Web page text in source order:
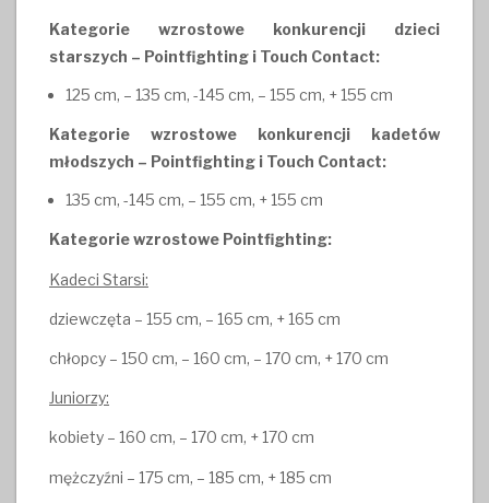
Kategorie wzrostowe konkurencji dzieci
starszych – Pointfighting i Touch Contact:
125 cm, – 135 cm, -145 cm, – 155 cm, + 155 cm
Kategorie wzrostowe konkurencji kadetów
młodszych – Pointfighting i Touch Contact:
135 cm, -145 cm, – 155 cm, + 155 cm
Kategorie wzrostowe Pointfighting:
Kadeci Starsi:
dziewczęta – 155 cm, – 165 cm, + 165 cm
chłopcy – 150 cm, – 160 cm, – 170 cm, + 170 cm
Juniorzy:
kobiety – 160 cm, – 170 cm, + 170 cm
mężczyźni – 175 cm, – 185 cm, + 185 cm